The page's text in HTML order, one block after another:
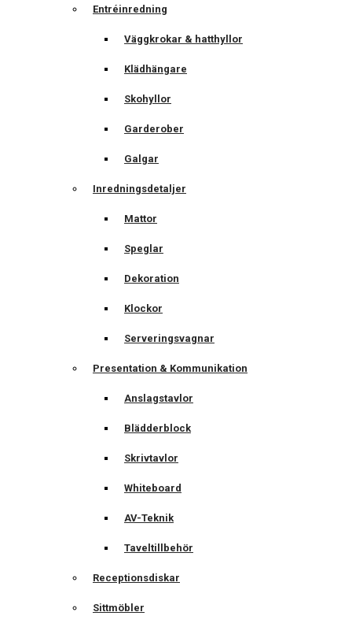
Entréinredning
Väggkrokar & hatthyllor
Klädhängare
Skohyllor
Garderober
Galgar
Inredningsdetaljer
Mattor
Speglar
Dekoration
Klockor
Serveringsvagnar
Presentation & Kommunikation
Anslagstavlor
Blädderblock
Skrivtavlor
Whiteboard
AV-Teknik
Taveltillbehör
Receptionsdiskar
Sittmöbler